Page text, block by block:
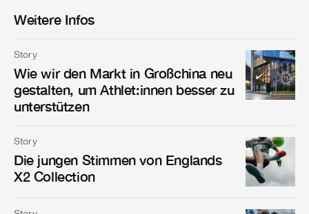
Weitere Infos
Story
Wie wir den Markt in Großchina neu
gestalten, um Athlet:innen besser zu
unterstützen
Story
Die jungen Stimmen von Englands
X2 Collection